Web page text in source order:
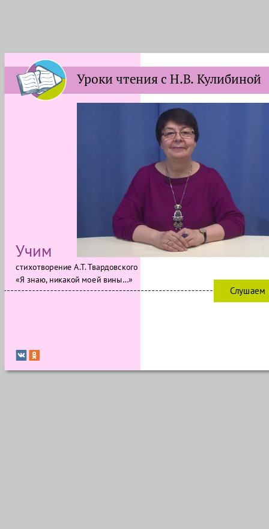
Слушаем
Уроки чтения с Н.В. Кулибиной
Учим
стихотворение А.Т. Твардовского
«Я знаю, никакой моей вины…»